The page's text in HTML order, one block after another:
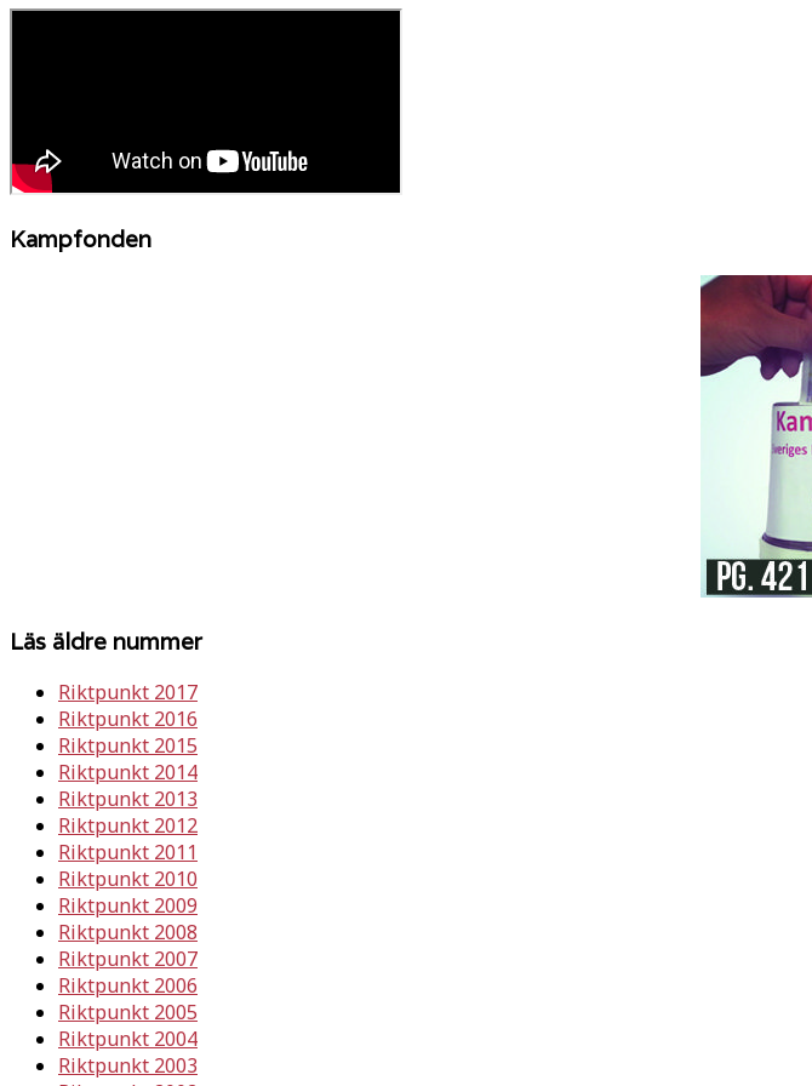
Kampfonden
Läs äldre nummer
Riktpunkt 2017
Riktpunkt 2016
Riktpunkt 2015
Riktpunkt 2014
Riktpunkt 2013
Riktpunkt 2012
Riktpunkt 2011
Riktpunkt 2010
Riktpunkt 2009
Riktpunkt 2008
Riktpunkt 2007
Riktpunkt 2006
Riktpunkt 2005
Riktpunkt 2004
Riktpunkt 2003